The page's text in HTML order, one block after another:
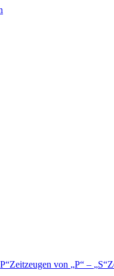
P Zeitzeugen von P – S